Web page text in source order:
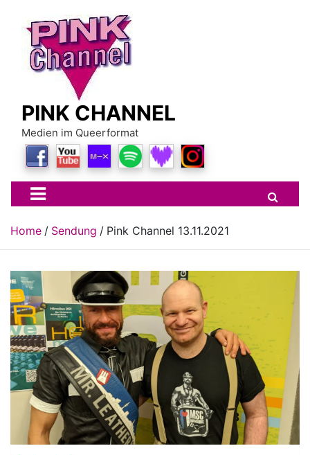
content
PINK CHANNEL
Medien im Queerformat
Home Sendung Pink Channel 13.11.2021